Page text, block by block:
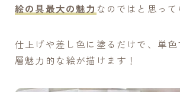
絵の具最大の魅力 なのではと思って
仕上げや差し色に塗るだけで、単
層魅力的な絵が描けます！